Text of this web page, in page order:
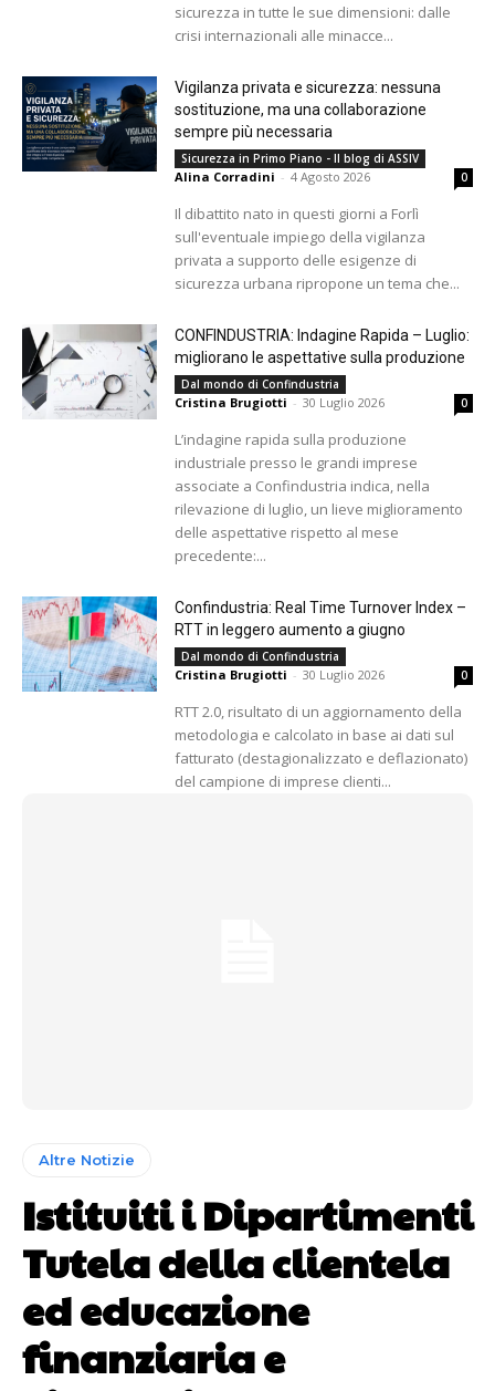
sicurezza in tutte le sue dimensioni: dalle
crisi internazionali alle minacce...
Vigilanza privata e sicurezza: nessuna
sostituzione, ma una collaborazione
sempre più necessaria
Sicurezza in Primo Piano - Il blog di ASSIV
Alina Corradini - 4 Agosto 2026 0
Il dibattito nato in questi giorni a Forlì
sull'eventuale impiego della vigilanza
privata a supporto delle esigenze di
sicurezza urbana ripropone un tema che...
CONFINDUSTRIA: Indagine Rapida – Luglio:
migliorano le aspettative sulla produzione
Dal mondo di Confindustria
Cristina Brugiotti - 30 Luglio 2026 0
L’indagine rapida sulla produzione
industriale presso le grandi imprese
associate a Confindustria indica, nella
rilevazione di luglio, un lieve miglioramento
delle aspettative rispetto al mese
precedente:...
Confindustria: Real Time Turnover Index –
RTT in leggero aumento a giugno
Dal mondo di Confindustria
Cristina Brugiotti - 30 Luglio 2026 0
RTT 2.0, risultato di un aggiornamento della
metodologia e calcolato in base ai dati sul
fatturato (destagionalizzato e deflazionato)
del campione di imprese clienti...
Altre Notizie
Istituiti i Dipartimenti
Tutela della clientela
ed educazione
finanziaria e